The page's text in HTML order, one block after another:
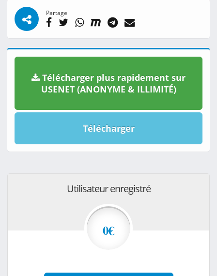
Partage
Télécharger plus rapidement sur
USENET (ANONYME & ILLIMITÉ)
Télécharger
Utilisateur enregistré
0€